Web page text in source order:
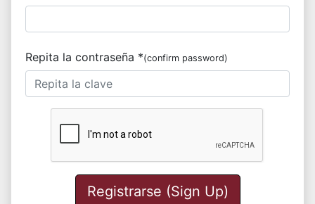
Repita la contraseña *(confirm password)
Registrarse (Sign Up)